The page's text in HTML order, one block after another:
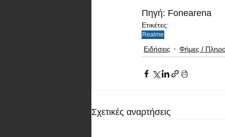
Πηγή: Fonearena
Ετικέτες:
Realme
Ειδήσεις Φήμες /
Σχετικές αναρτήσεις